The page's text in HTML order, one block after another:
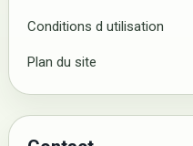
Conditions d utilisation
Plan du site